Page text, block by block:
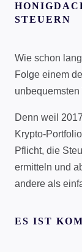
STEUERN
Wie schon
Folge einem
Denn weil
Krypto-
Pflicht, die
ermitteln und
andere als
ES IST